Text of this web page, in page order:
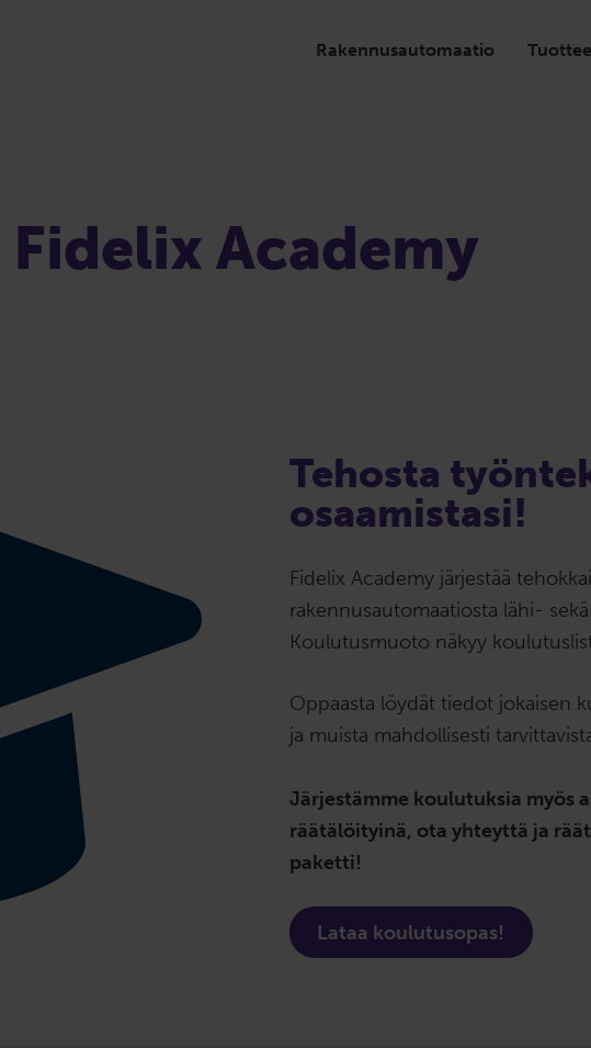
Rakennusautomaatio
Fidelix Academy
Tehosta
osaamistasi!
Fidelix Academy järjestää
rakennusautomaatiosta lähi-
Koulutusmuoto näkyy
Oppaasta löydät tiedot jokaisen
ja muista mahdollisesti
Järjestämme koulutuksia myös
räätälöityinä, ota yhteyttä ja
paketti!
Lataa koulutusopas!